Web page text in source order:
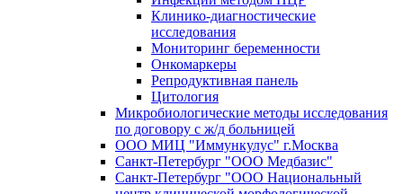
Клинико-диагностические
исследования
Мониторинг беременности
Онкомаркеры
Репродуктивная панель
Цитология
Микробиологические методы исследования
по договору с ж/д больницей
ООО МИЦ "Иммункулус" г.Москва
Санкт-Петербург "ООО Медбазис"
Санкт-Петербург "ООО Национальный